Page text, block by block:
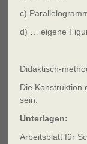
c)
d) … eigene
Didaktisch-
Die Konstruktion
sein.
Unterlagen:
Arbeitsblatt für